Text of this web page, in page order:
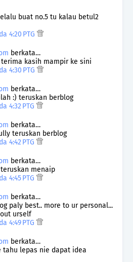
buat no.5 tu kalau betul2
4:20 PTG
berkata…
kasih mampir ke sini
4:30 PTG
berkata…
:) teruskan berblog
4:32 PTG
berkata…
teruskan berblog
4:42 PTG
berkata…
menaip
4:45 PTG
berkata…
paly best.. more to ur personal...
urself
4:49 PTG
berkata…
tahu lepas nie dapat idea